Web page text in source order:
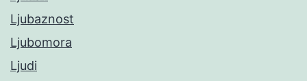
Ljubaznost
Ljubomora
Ljudi